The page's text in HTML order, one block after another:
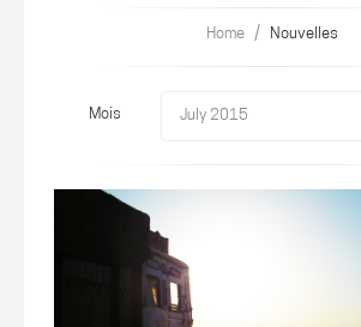
Home / Nouvelles
Mois July 2015